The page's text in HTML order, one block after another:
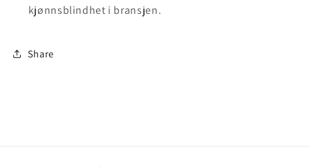
kjønnsblindhet i bransjen.
Share